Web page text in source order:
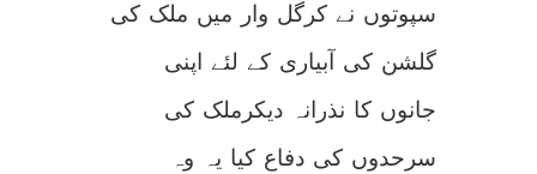
سپوتوں نے کرگل وار میں ملک کی
گلشن کی آبیاری کے لئے اپنی
جانوں کا نذرانہ دیکرملک کی
سرحدوں کی دفاع کیا یہ وہ